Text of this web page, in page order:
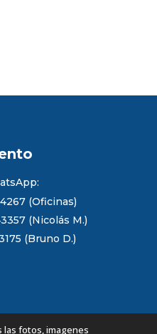
(Oficinas)
(Nicolás M.)
(Bruno D.)
las fotos, imagenes